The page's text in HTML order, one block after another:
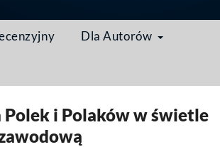
Dla Autorów
i Polaków w świetle